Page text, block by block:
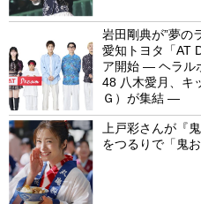
岩田剛典が”夢の
愛知トヨタ「AT
ア開始 ― ヘラル
48 八木愛月、キ
Ｇ）が集結 ―
上戸彩さんが『
をつるりで「鬼お